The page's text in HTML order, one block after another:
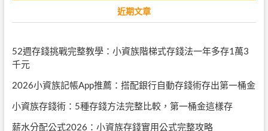
近期文章
52週存錢挑戰完整教學：小資族階梯式存錢法一年多存1萬3
千元
2026小資族記帳App推薦：搭配銀行自動存錢術存出第一桶金
小資族存錢術：5種存錢方法完整比較，第一桶金這樣存
薪水分配公式2026：小資族存錢實用公式完整攻略